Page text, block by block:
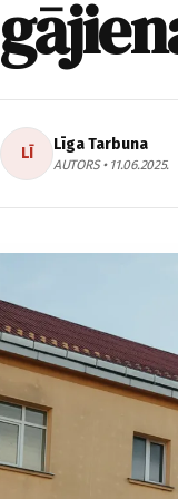
LĪ Līga Tarbuna
AUTORS • 11.06.2025.